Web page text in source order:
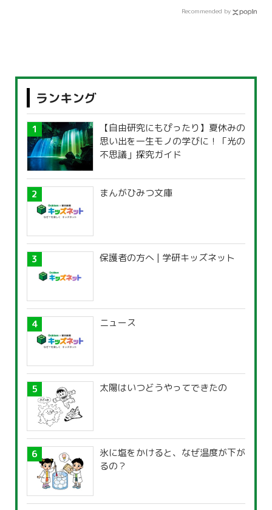
Recommended by
ランキング
【自由研究にもぴったり】夏休みの
思い出を一生モノの学びに！「光の
不思議」探究ガイド
まんがひみつ文庫
保護者の方へ | 学研キッズネット
ニュース
太陽はいつどうやってできたの
氷に塩をかけると、なぜ温度が下が
るの？